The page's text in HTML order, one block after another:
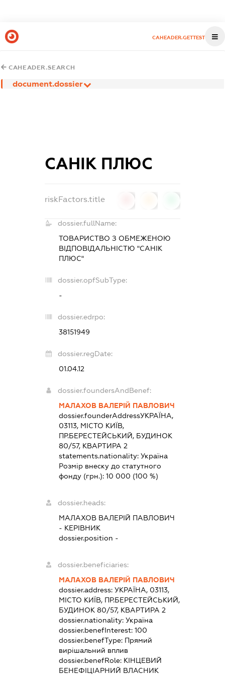
CAHEADER.GETTEST
CAHEADER.SEARCH
document.dossier
САНІК ПЛЮС
riskFactors.title
dossier.fullName:
ТОВАРИСТВО З ОБМЕЖЕНОЮ
ВІДПОВІДАЛЬНІСТЮ "САНІК
ПЛЮС"
dossier.opfSubType:
-
dossier.edrpo:
38151949
dossier.regDate:
01.04.12
dossier.foundersAndBenef:
МАЛАХОВ ВАЛЕРІЙ ПАВЛОВИЧ
dossier.founderAddressУКРАЇНА,
03113, МІСТО КИЇВ,
ПР.БЕРЕСТЕЙСЬКИЙ, БУДИНОК
80/57, КВАРТИРА 2
statements.nationality:Україна
Розмір внеску до статутного
фонду (грн.):10 000 (100 %)
dossier.heads:
МАЛАХОВ ВАЛЕРІЙ ПАВЛОВИЧ
- КЕРІВНИК
dossier.position -
dossier.beneficiaries:
МАЛАХОВ ВАЛЕРІЙ ПАВЛОВИЧ
dossier.address:УКРАЇНА, 03113,
МІСТО КИЇВ, ПР.БЕРЕСТЕЙСЬКИЙ,
БУДИНОК 80/57, КВАРТИРА 2
dossier.nationality:Україна
dossier.benefInterest:100
dossier.benefType: Прямий
вирішальний вплив
dossier.benefRole: КІНЦЕВИЙ
БЕНЕФІЦІАРНИЙ ВЛАСНИК